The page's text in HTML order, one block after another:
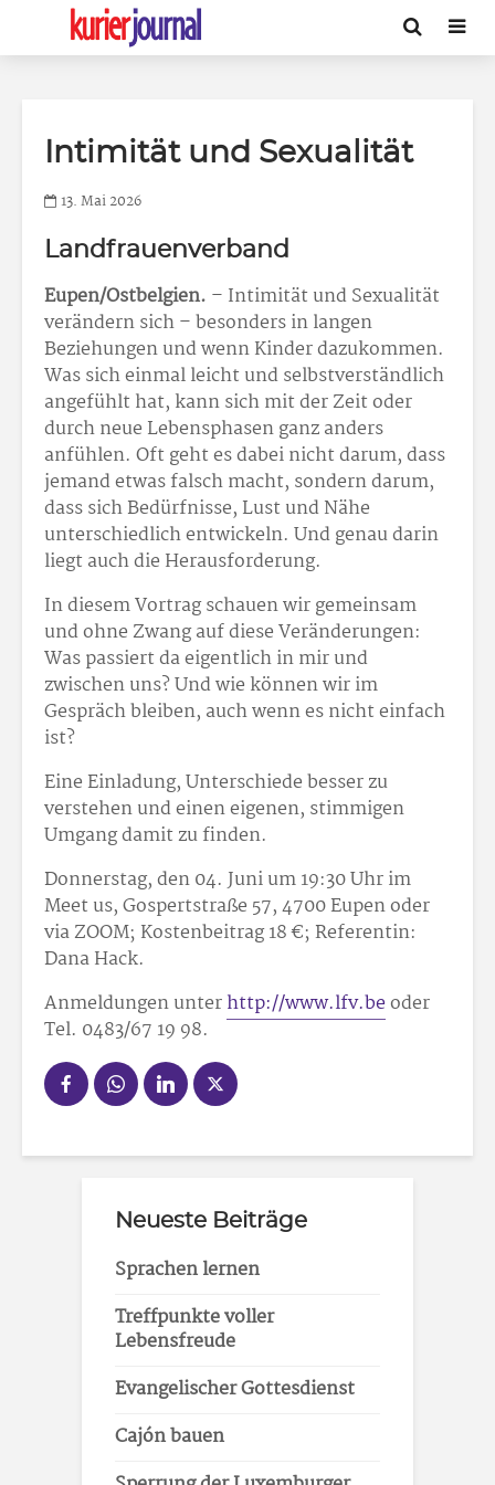
Intimität und Sexualität
13. Mai 2026
Landfrauenverband
Eupen/Ostbelgien. – Intimität und Sexualität
verändern sich – besonders in langen
Beziehungen und wenn Kinder dazukommen.
Was sich einmal leicht und selbstverständlich
angefühlt hat, kann sich mit der Zeit oder
durch neue Lebensphasen ganz anders
anfühlen. Oft geht es dabei nicht darum, dass
jemand etwas falsch macht, sondern darum,
dass sich Bedürfnisse, Lust und Nähe
unterschiedlich entwickeln. Und genau darin
liegt auch die Herausforderung.
In diesem Vortrag schauen wir gemeinsam
und ohne Zwang auf diese Veränderungen:
Was passiert da eigentlich in mir und
zwischen uns? Und wie können wir im
Gespräch bleiben, auch wenn es nicht einfach
ist?
Eine Einladung, Unterschiede besser zu
verstehen und einen eigenen, stimmigen
Umgang damit zu finden.
Donnerstag, den 04. Juni um 19:30 Uhr im
Meet us, Gospertstraße 57, 4700 Eupen oder
via ZOOM; Kostenbeitrag 18 €; Referentin:
Dana Hack.
Anmeldungen unterhttp://www.lfv.beoder
Tel. 0483/67 19 98.
Neueste Beiträge
Sprachen lernen
Treffpunkte voller
Lebensfreude
Evangelischer Gottesdienst
Cajón bauen